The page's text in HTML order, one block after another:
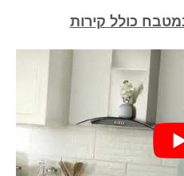
כולל קירות